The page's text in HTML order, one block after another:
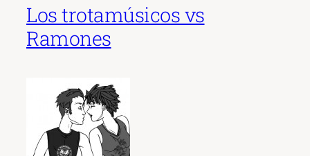
Los trotamúsicos vs
Ramones